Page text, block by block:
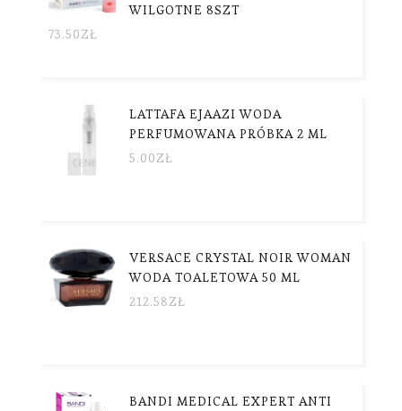
WILGOTNE 8SZT
73.50ZŁ
LATTAFA EJAAZI WODA
PERFUMOWANA PRÓBKA 2 ML
5.00ZŁ
VERSACE CRYSTAL NOIR WOMAN
WODA TOALETOWA 50 ML
212.58ZŁ
BANDI MEDICAL EXPERT ANTI